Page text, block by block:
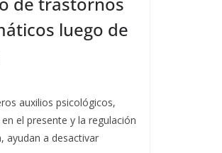
luego de
auxilios psicológicos,
el presente y la regulación
ayudan a desactivar